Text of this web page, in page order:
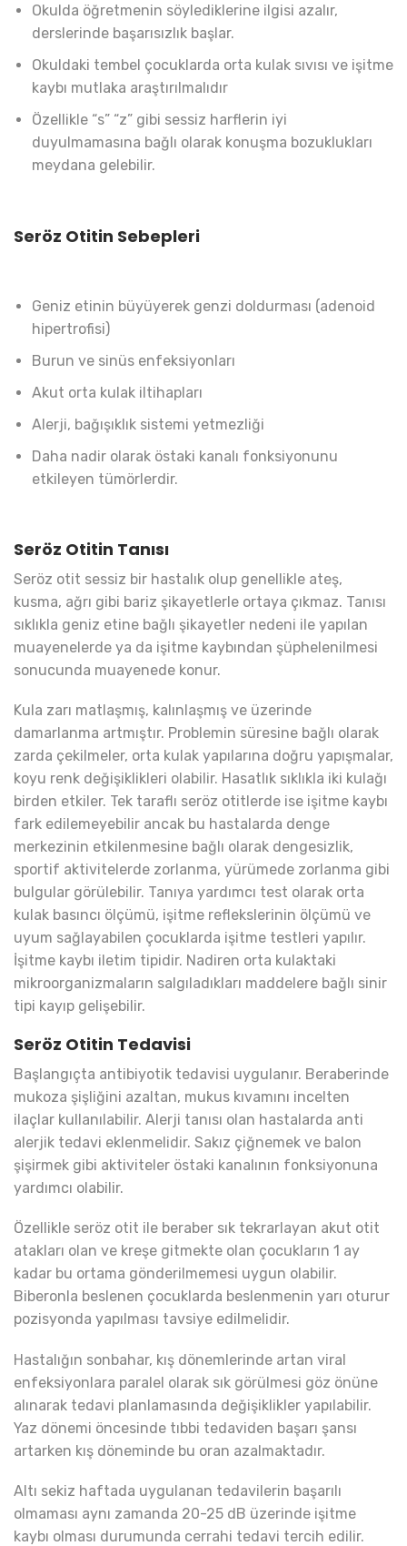
Okulda öğretmenin söylediklerine ilgisi azalır,
derslerinde başarısızlık başlar.
Okuldaki tembel çocuklarda orta kulak sıvısı ve işitme
kaybı mutlaka araştırılmalıdır
Özellikle “s” “z” gibi sessiz harflerin iyi
duyulmamasına bağlı olarak konuşma bozuklukları
meydana gelebilir.
Seröz Otitin Sebepleri
Geniz etinin büyüyerek genzi doldurması (adenoid
hipertrofisi)
Burun ve sinüs enfeksiyonları
Akut orta kulak iltihapları
Alerji, bağışıklık sistemi yetmezliği
Daha nadir olarak östaki kanalı fonksiyonunu
etkileyen tümörlerdir.
Seröz Otitin Tanısı
Seröz otit sessiz bir hastalık olup genellikle ateş,
kusma, ağrı gibi bariz şikayetlerle ortaya çıkmaz. Tanısı
sıklıkla geniz etine bağlı şikayetler nedeni ile yapılan
muayenelerde ya da işitme kaybından şüphelenilmesi
sonucunda muayenede konur.
Kula zarı matlaşmış, kalınlaşmış ve üzerinde
damarlanma artmıştır. Problemin süresine bağlı olarak
zarda çekilmeler, orta kulak yapılarına doğru yapışmalar,
koyu renk değişiklikleri olabilir. Hasatlık sıklıkla iki kulağı
birden etkiler. Tek taraflı seröz otitlerde ise işitme kaybı
fark edilemeyebilir ancak bu hastalarda denge
merkezinin etkilenmesine bağlı olarak dengesizlik,
sportif aktivitelerde zorlanma, yürümede zorlanma gibi
bulgular görülebilir. Tanıya yardımcı test olarak orta
kulak basıncı ölçümü, işitme reflekslerinin ölçümü ve
uyum sağlayabilen çocuklarda işitme testleri yapılır.
İşitme kaybı iletim tipidir. Nadiren orta kulaktaki
mikroorganizmaların salgıladıkları maddelere bağlı sinir
tipi kayıp gelişebilir.
Seröz Otitin Tedavisi
Başlangıçta antibiyotik tedavisi uygulanır. Beraberinde
mukoza şişliğini azaltan, mukus kıvamını incelten
ilaçlar kullanılabilir. Alerji tanısı olan hastalarda anti
alerjik tedavi eklenmelidir. Sakız çiğnemek ve balon
şişirmek gibi aktiviteler östaki kanalının fonksiyonuna
yardımcı olabilir.
Özellikle seröz otit ile beraber sık tekrarlayan akut otit
atakları olan ve kreşe gitmekte olan çocukların 1 ay
kadar bu ortama gönderilmemesi uygun olabilir.
Biberonla beslenen çocuklarda beslenmenin yarı oturur
pozisyonda yapılması tavsiye edilmelidir.
Hastalığın sonbahar, kış dönemlerinde artan viral
enfeksiyonlara paralel olarak sık görülmesi göz önüne
alınarak tedavi planlamasında değişiklikler yapılabilir.
Yaz dönemi öncesinde tıbbi tedaviden başarı şansı
artarken kış döneminde bu oran azalmaktadır.
Altı sekiz haftada uygulanan tedavilerin başarılı
olmaması aynı zamanda 20-25 dB üzerinde işitme
kaybı olması durumunda cerrahi tedavi tercih edilir.